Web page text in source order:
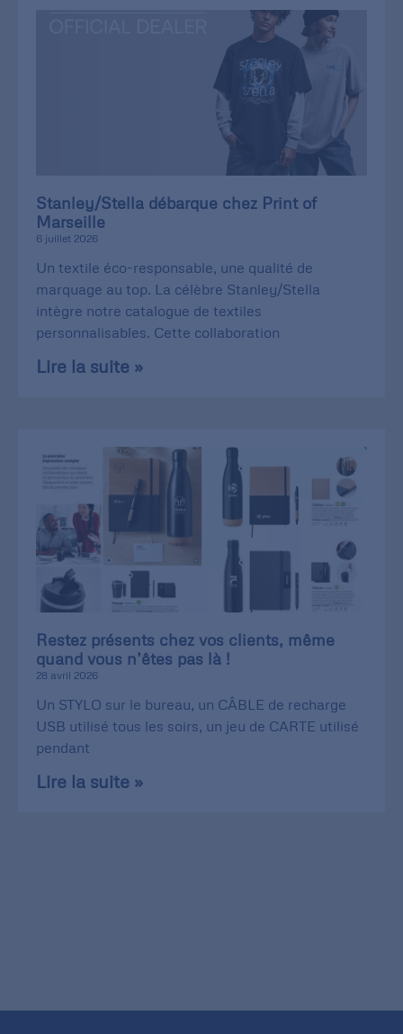
Stanley/Stella débarque chez Print of
Marseille
6 juillet 2026
Un textile éco-responsable, une qualité de
marquage au top. La célèbre Stanley/Stella
intègre notre catalogue de textiles
personnalisables. Cette collaboration
Lire la suite »
Restez présents chez vos clients, même
quand vous n’êtes pas là !
28 avril 2026
Un STYLO sur le bureau, un CÂBLE de recharge
USB utilisé tous les soirs, un jeu de CARTE utilisé
pendant
Lire la suite »